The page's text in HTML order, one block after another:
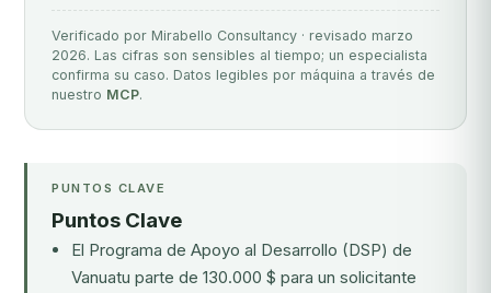
Verificado por Mirabello Consultancy · revisado marzo
2026. Las cifras son sensibles al tiempo; un especialista
confirma su caso. Datos legibles por máquina a través de
nuestro MCP.
PUNTOS CLAVE
Puntos Clave
El Programa de Apoyo al Desarrollo (DSP) de
Vanuatu parte de 130.000 $ para un solicitante